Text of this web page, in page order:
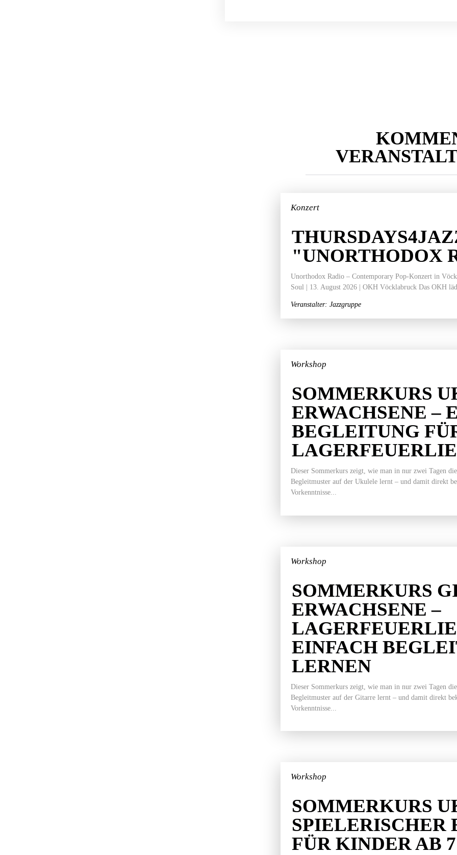
Konzert
"UNORTHODOX
Unorthodox Radio – Contemporary Pop-Konzert in
Soul | 13. August 2026 | OKH Vöcklabruck Das OKH
Veranstalter: Jazzgruppe
Workshop
SOMMERKURS
ERWACHSENE –
BEGLEITUNG
Dieser Sommerkurs zeigt, wie man in nur zwei Tagen
Begleitmuster auf der Ukulele lernt – und damit direkt
Vorkenntnisse...
Workshop
SOMMERKURS
ERWACHSENE –
EINFACH
LERNEN
Dieser Sommerkurs zeigt, wie man in nur zwei Tagen
Begleitmuster auf der Gitarre lernt – und damit direkt
Vorkenntnisse...
Workshop
SOMMERKURS
SPIELERISCHER
FÜR KINDER AB